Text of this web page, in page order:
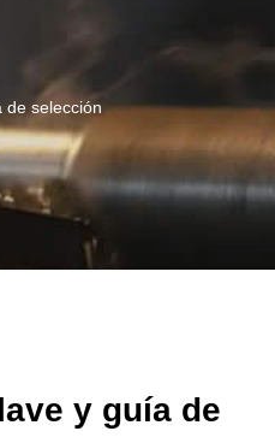
de selección
y guía de